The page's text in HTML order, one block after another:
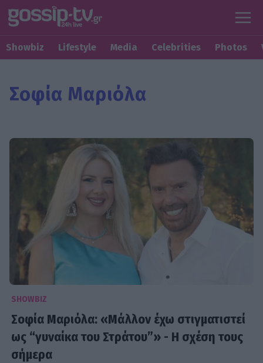
Showbiz Lifestyle Media Celebrities Photos
Σοφία Μαριόλα
SHOWBIZ
Σοφία Μαριόλα: «Μάλλον έχω στιγματιστεί
ως “γυναίκα του Στράτου”» - Η σχέση τους
σήμερα